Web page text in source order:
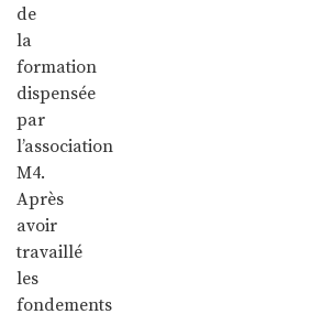
de
la
formation
dispensée
par
l’association
M4.
Après
avoir
travaillé
les
fondements